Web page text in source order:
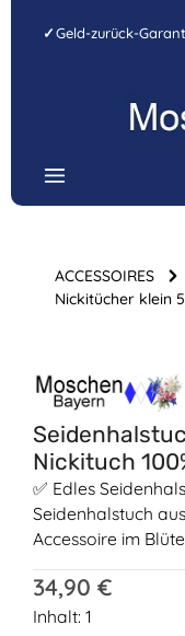
Zum Hauptinhalt
✓Geld-zurück-
ACCESSOIRES
Nickitücher klein
Nickituch
✅ Edles
Seidenhalstuch
Accessoire im
Regulärer Preis:
34,90 €
Inhalt: 1